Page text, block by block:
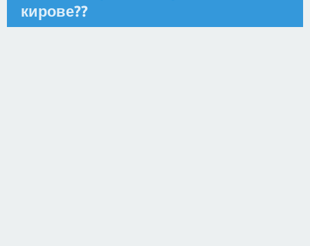
кирове??